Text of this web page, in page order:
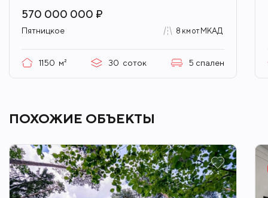
570 000 000 ₽
Пятницкое 8 км от МКАД
1150 м² 30 соток 5 спален
ПОХОЖИЕ ОБЪЕКТЫ